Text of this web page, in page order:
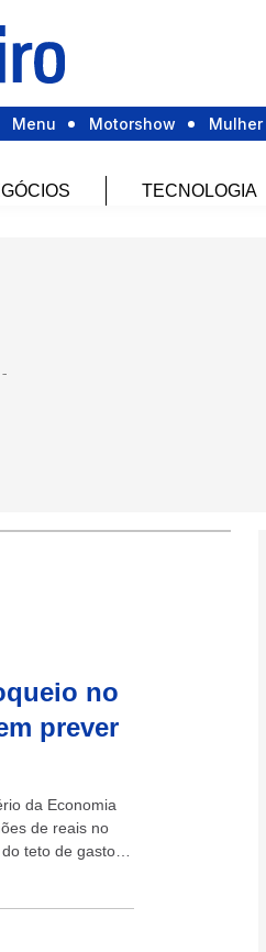
Menu Motorshow Mulher
TECNOLOGIA
no
prever
da Economia
de reais no
teto de gastos,